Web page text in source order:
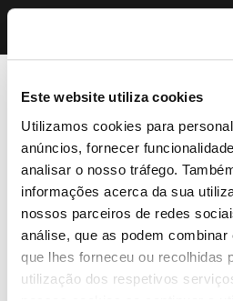
Este website utiliza cookies
Utilizamos cookies para
anúncios, fornecer
analisar o nosso tráfego.
informações acerca da sua
nossos parceiros de redes
análise, que as podem
que lhes forneceu ou recolhidas
utilização dos respetivos